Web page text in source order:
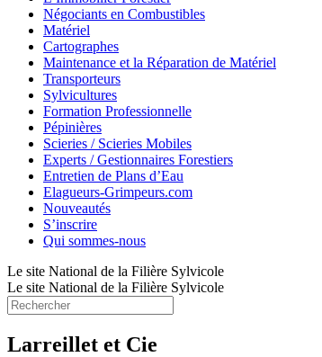
Négociants en Combustibles
Matériel
Cartographes
Maintenance et la Réparation de Matériel
Transporteurs
Sylvicultures
Formation Professionnelle
Pépinières
Scieries / Scieries Mobiles
Experts / Gestionnaires Forestiers
Entretien de Plans d’Eau
Elagueurs-Grimpeurs.com
Nouveautés
S’inscrire
Qui sommes-nous
Le site National de la Filière Sylvicole
Le site National de la Filière Sylvicole
Larreillet et Cie